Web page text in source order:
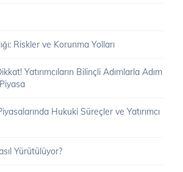
Riskler ve Korunma Yolları
Yatırımcıların Bilinçli Adımlarla Adım
Hukuki Süreçler ve Yatırımcı
Yürütülüyor?